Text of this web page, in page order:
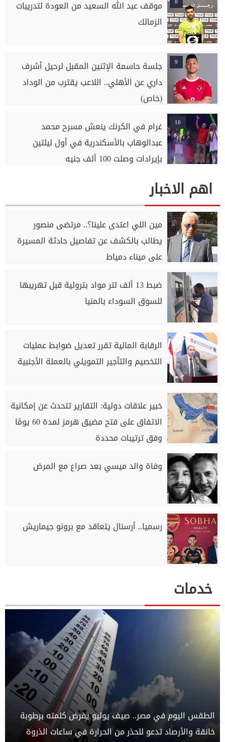
موقف عبد الله السعيد من العودة لتدريبات
الزمالك
9
جلسة حاسمة الإثنين المقبل لرحيل أشرف
داري عن الأهلي.. اللاعب يقترب من الوداد
(خاص)
10
غرام في الكرنك ينعش مسرح محمد
عبدالوهاب بالأسكندرية في أول ليلتين
بإيرادات وصلت 100 ألف جنيه
اهم الاخبار
مين اللي اعتدى علينا؟.. مرتضى منصور
يطالب بالكشف عن تفاصيل حادثة المسيرة
على ميناء دمياط
ضبط 13 ألف لتر مواد بترولية قبل تهريبها
للسوق السوداء بالمنيا
الرقابة المالية تقرر تعديل ضوابط عمليات
التخصيم والتأجير التمويلي بالعملة الأجنبية
خبير علاقات دولية: التقارير تتحدث عن إمكانية
الاتفاق على فتح مضيق هرمز لمدة 60 يومًا
وفق ترتيبات محددة
وفاة والد ميسي بعد صراع مع المرض
رسميا.. أرسنال يتعاقد مع برونو جيماريش
خدمات
الطقس اليوم في مصر.. صيف يوليو يفرض كلمته برطوبة
خانقة والأرصاد تدعو للحذر من الحرارة في ساعات الذروة